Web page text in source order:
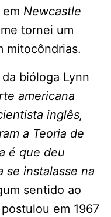
Newcastle
tornei um
mitocôndrias.
bióloga Lynn
americana
inglês,
a Teoria de
é que deu
se instalasse na
sentido ao
em 1967